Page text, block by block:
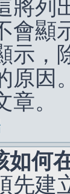
將列
會顯
示，
原因
章。
如何
先建